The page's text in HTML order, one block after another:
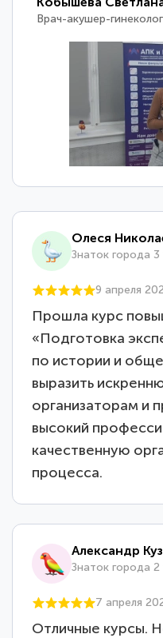
Врач-акушер-гинеколог
Олеся
Знаток города 3
9 апреля
Прошла курс
«Подготовка
по истории и
выразить
организаторам и
высокий
качественную
процесса.
Александр
Знаток города 2
7 апреля
Отличные курсы.